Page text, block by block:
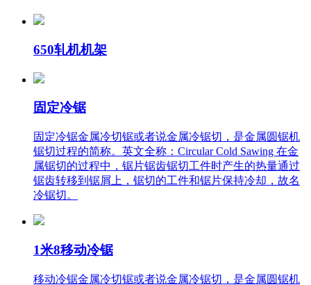
650轧机机架
固定冷锯
固定冷锯金属冷切锯或者说金属冷锯切，是金属圆锯机
锯切过程的简称。英文全称：Circular Cold Sawing 在金
属锯切的过程中，锯片锯齿锯切工件时产生的热量通过
锯齿转移到锯屑上，锯切的工件和锯片保持冷却，故名
冷锯切。
1米8移动冷锯
移动冷锯金属冷切锯或者说金属冷锯切，是金属圆锯机